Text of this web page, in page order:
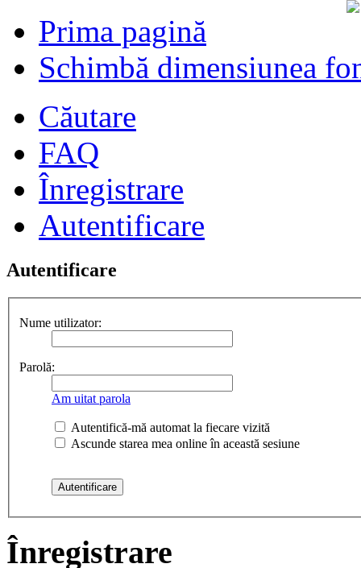
Prima pagină
Schimbă dimensiunea
Căutare
FAQ
Înregistrare
Autentificare
Autentificare
Nume utilizator:
Parolă:
Am uitat parola
Autentifică-mă automat la fiecare vizită
Ascunde starea mea online în această sesiune
Înregistrare